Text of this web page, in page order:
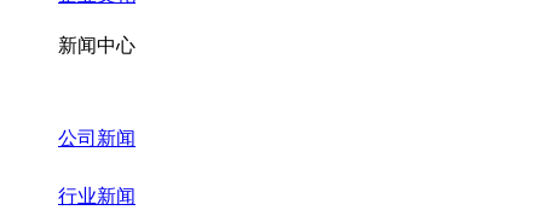
新闻中心
公司新闻
行业新闻